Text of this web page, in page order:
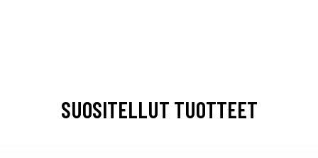
SUOSITELLUT TUOTTEET